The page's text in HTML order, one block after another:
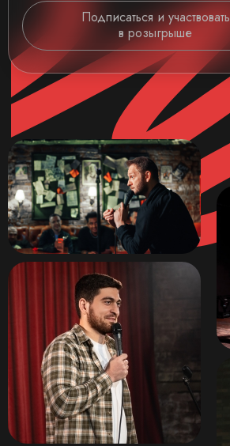
Подписаться и участвовать
в розыгрыше